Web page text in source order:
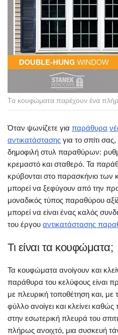
Τα κουφώματα παρέχουν ένα
Όταν ψωνίζετε για παράθυρα
αντικατάστασης για το σπίτι
δημοφιλή στυλ παραθύρων:
κρεμαστό και σταθερό. Τα
κρύβονται στο παρασκήνιο των
μπορεί να ξεφύγουν από την
μοναδικός τύπος παραθύρου
μπορεί να είναι ένας καλός
του έργου αντικατάστασης
Τι είναι τα κουφώματα;
Τα κουφώματα ανοίγουν και
παράθυρα του κελύφους είναι
με πλευρική τοποθέτηση και, με
φύλλο ανοίγει και κλείνει
στην εσωτερική πλευρά του
πλήρως ανοιχτό, μια συσκευή